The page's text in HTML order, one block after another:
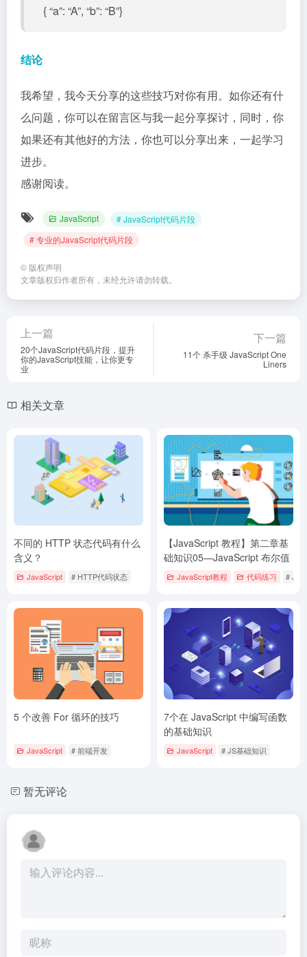
{ “a”: “A”, “b”: “B”}
结论
我希望，我今天分享的这些技巧对你有用。如你还有什
么问题，你可以在留言区与我一起分享探讨，同时，你
如果还有其他好的方法，你也可以分享出来，一起学习
进步。
感谢阅读。
JavaScript
# JavaScript代码片段
# 专业的JavaScript代码片段
© 版权声明
文章版权归作者所有，未经允许请勿转载。
上一篇
20个JavaScript代码片段，提升
你的JavaScript技能，让你更专
业
下一篇
11个 杀手级 JavaScript One
Liners
相关文章
不同的 HTTP 状态代码有什么
含义？
JavaScript # HTTP代码状态
【JavaScript 教程】第二章基
础知识05—JavaScript 布尔值
JavaScript教程 代码练习 # JS
5 个改善 For 循环的技巧
JavaScript # 前端开发
7个在 JavaScript 中编写函数
的基础知识
JavaScript # JS基础知识
暂无评论